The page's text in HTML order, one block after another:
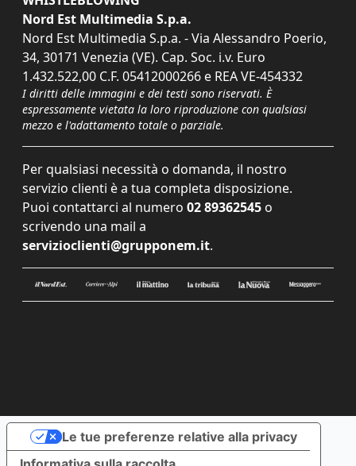
Nord Est Multimedia S.p.a.
Nord Est Multimedia S.p.a. - Via Alessandro Poerio,
34, 30171 Venezia (VE). Cap. Soc. i.v. Euro
1.432.522,00 C.F. 05412000266 e REA VE-454332
I diritti delle immagini e dei testi sono riservati. È
espressamente vietata la loro riproduzione con qualsiasi
mezzo e l'adattamento totale o parziale.
Per qualsiasi necessità o domanda, il nostro
servizio clienti è a tua completa disposizione.
Puoi contattarci al numero 02 89362545 o
scrivendo una mail a
servizioclienti@grupponem.it.
Le tue preferenze relative alla privacy